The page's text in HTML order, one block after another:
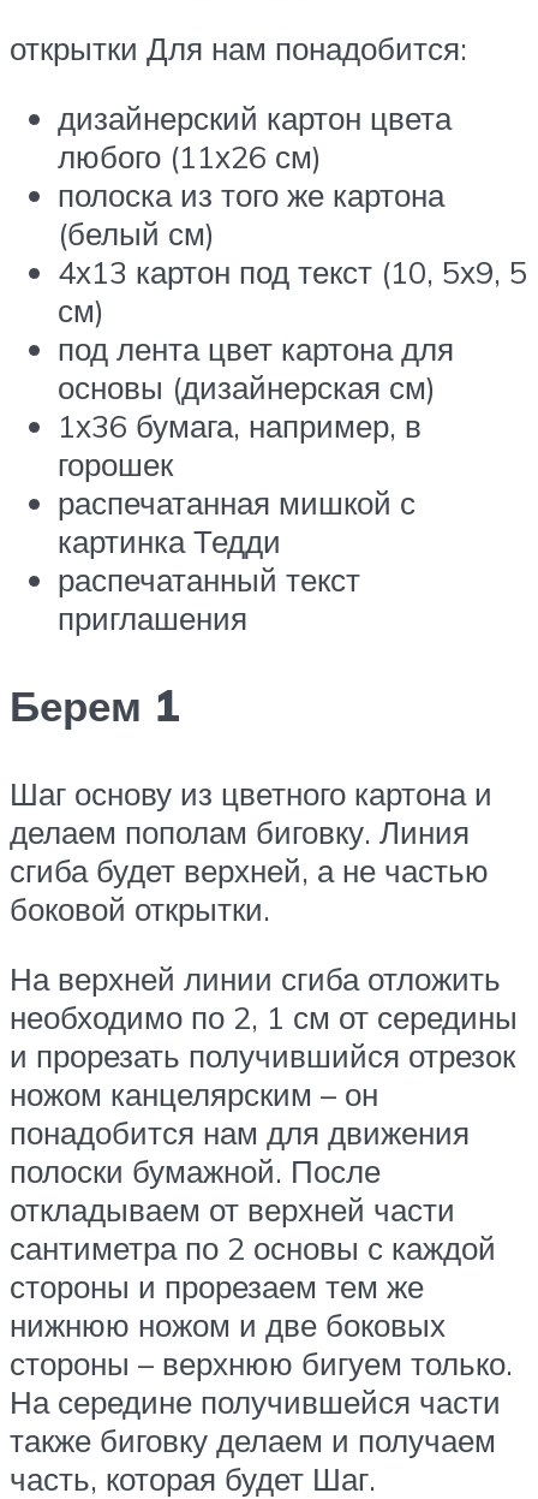
открытки Для нам понадобится:
дизайнерский картон цвета
любого (11х26 см)
полоска из того же картона
(белый см)
4х13 картон под текст (10, 5х9, 5
см)
под лента цвет картона для
основы (дизайнерская см)
1х36 бумага, например, в
горошек
распечатанная мишкой с
картинка Тедди
распечатанный текст
приглашения
Берем 1
Шаг основу из цветного картона и
делаем пополам биговку. Линия
сгиба будет верхней, а не частью
боковой открытки.
На верхней линии сгиба отложить
необходимо по 2, 1 см от середины
и прорезать получившийся отрезок
ножом канцелярским – он
понадобится нам для движения
полоски бумажной. После
откладываем от верхней части
сантиметра по 2 основы с каждой
стороны и прорезаем тем же
нижнюю ножом и две боковых
стороны – верхнюю бигуем только.
На середине получившейся части
также биговку делаем и получаем
часть, которая будет Шаг.